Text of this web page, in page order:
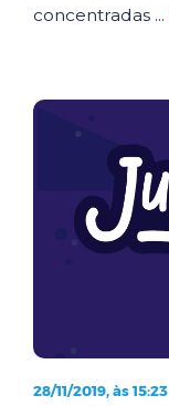
concentradas ...
28/11/2019, às 15:23